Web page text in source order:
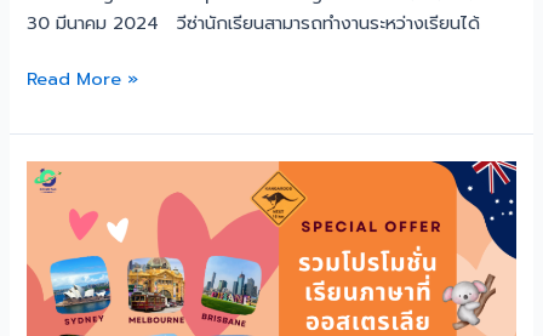
30 มีนาคม 2024 วีซ่านักเรียนสามารถทำงานระหว่างเรียนได้
Read More »
รวม
ชั่น
เรียน
ภาษา